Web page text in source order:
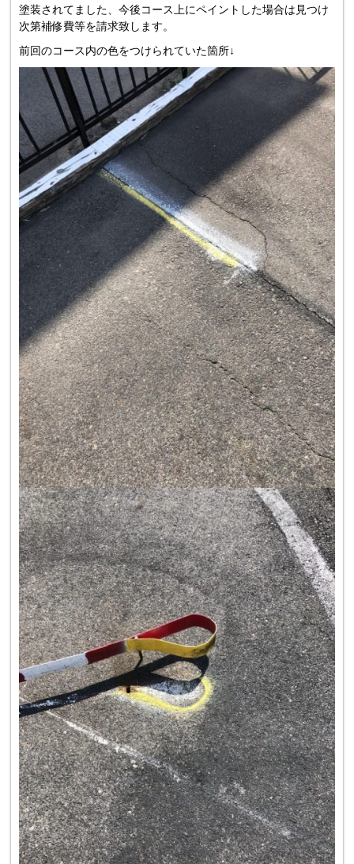
塗装されてました、今後コース上にペイントした場合は見つけ
次第補修費等を請求致します。
前回のコース内の色をつけられていた箇所↓